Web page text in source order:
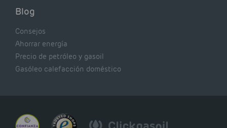
Blog
Consejos
Ahorrar energía
Precio de petróleo y gasoil
Gasóleo calefacción doméstico